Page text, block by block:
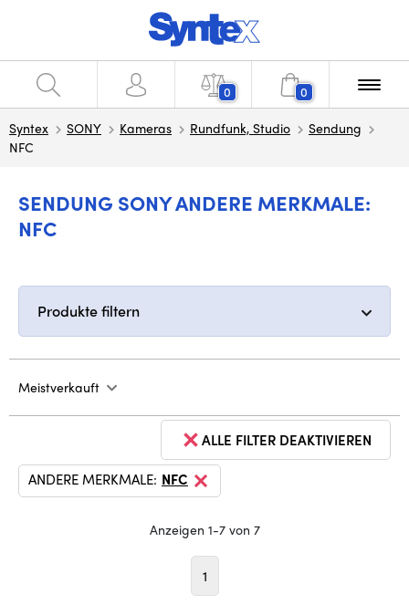
0 0
Syntex SONY Kameras Rundfunk, Studio
Sendung
NFC
SENDUNG SONY ANDERE MERKMALE:
NFC
Produkte filtern
Meistverkauft
ALLE FILTER DEAKTIVIEREN
ANDERE MERKMALE: NFC
Anzeigen 1-7 von 7
1